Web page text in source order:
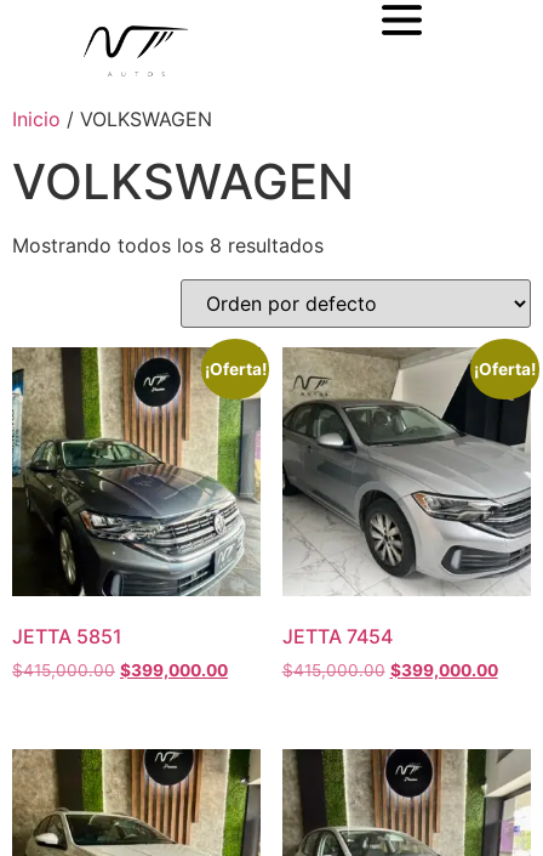
Inicio / VOLKSWAGEN
VOLKSWAGEN
Mostrando todos los 8 resultados
¡Oferta!
JETTA 5851
$415,000.00 $399,000.00
¡Oferta!
JETTA 7454
$415,000.00 $399,000.00